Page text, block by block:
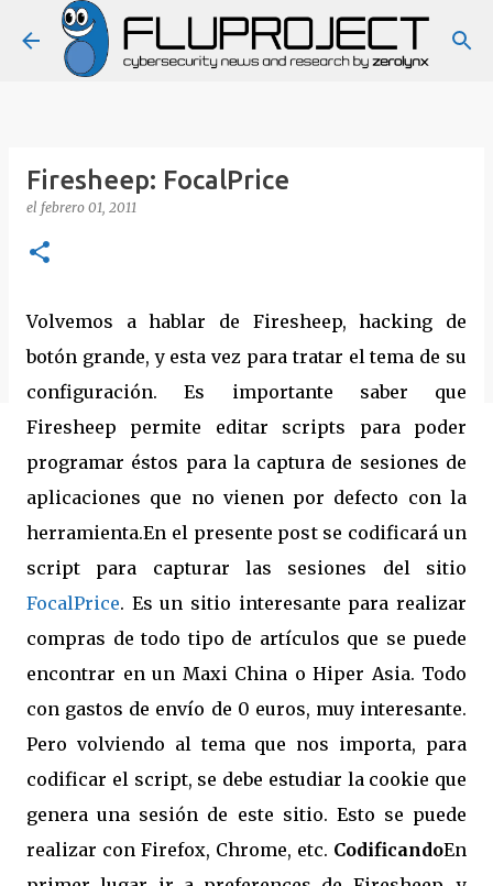
Ir al contenido principal
Firesheep: FocalPrice
el febrero 01, 2011
Volvemos a hablar de Firesheep, hacking de
botón grande, y esta vez para tratar el tema de su
configuración. Es importante saber que
Firesheep permite editar scripts para poder
programar éstos para la captura de sesiones de
aplicaciones que no vienen por defecto con la
herramienta.En el presente post se codificará un
script para capturar las sesiones del sitio
FocalPrice. Es un sitio interesante para realizar
compras de todo tipo de artículos que se puede
encontrar en un Maxi China o Hiper Asia. Todo
con gastos de envío de 0 euros, muy interesante.
Pero volviendo al tema que nos importa, para
codificar el script, se debe estudiar la cookie que
genera una sesión de este sitio. Esto se puede
realizar con Firefox, Chrome, etc. CodificandoEn